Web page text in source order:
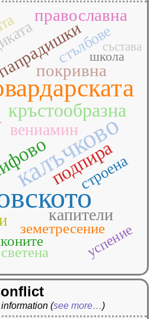
калъчково
кръстообразна
подпира
покривна
православна
вениамин
капители
строена
стълбове
земетресениеуспение
школа
състава
(see more…)